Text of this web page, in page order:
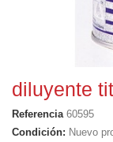
diluyente
Referencia 60595
Condición: Nuevo